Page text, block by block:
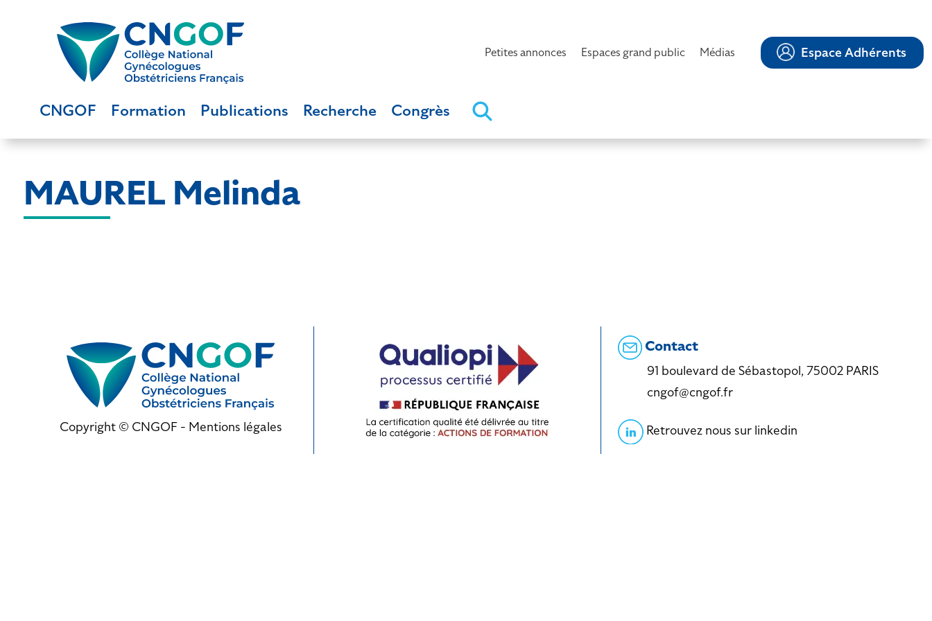
Petites annonces Espaces grand public Médias Espace Adhérents
CNGOF Formation Publications Recherche Congrès
MAUREL Melinda
Copyright © CNGOF - Mentions légales
Contact
91 boulevard de Sébastopol, 75002 PARIS
cngof@cngof.fr
Retrouvez nous sur linkedin